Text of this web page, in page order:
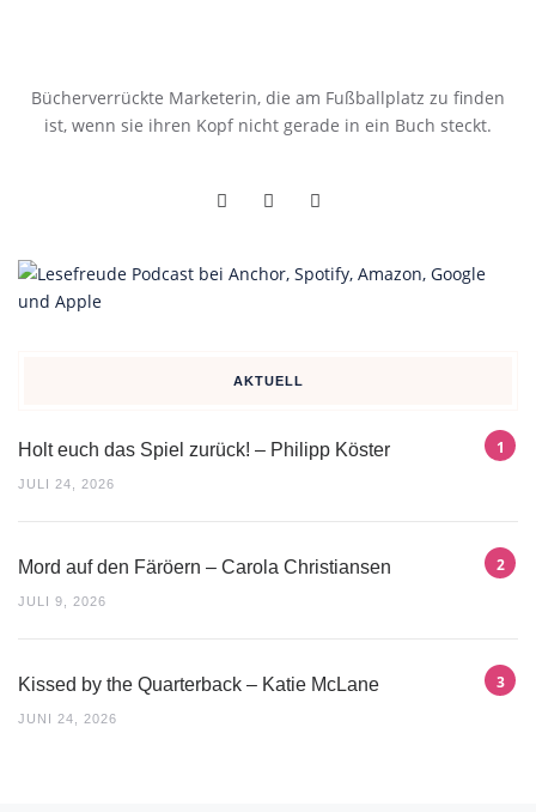
Bücherverrückte Marketerin, die am Fußballplatz zu finden
ist, wenn sie ihren Kopf nicht gerade in ein Buch steckt.
AKTUELL
Holt euch das Spiel zurück! – Philipp Köster
JULI 24, 2026
Mord auf den Färöern – Carola Christiansen
JULI 9, 2026
Kissed by the Quarterback – Katie McLane
JUNI 24, 2026